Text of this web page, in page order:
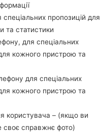
2006
on Amazon
спеціальних пропозицій для
та статистики
для спеціальних
кожного пристрою та
для спеціальних
кожного пристрою та
користувача – (якщо ви
своє справжнє фото)